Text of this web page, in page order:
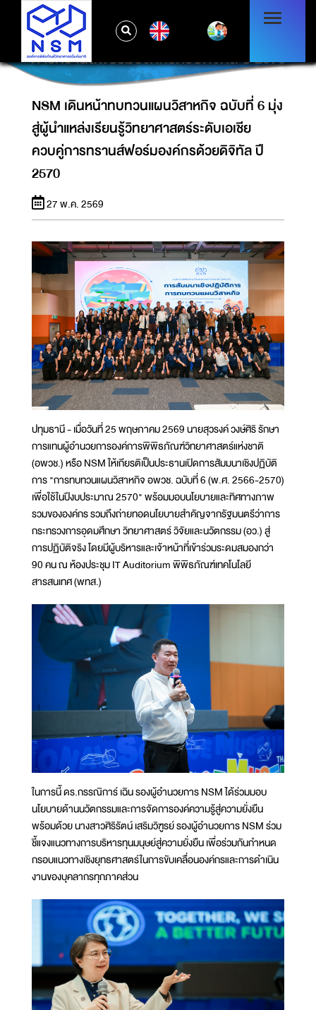
NSM เดินหน้าทบทวนแผนวิสาหกิจ ฉบับที่ 6 มุ่งสู่
ผู้นำแหล่งเรียนรู้วิทยาศาสตร์ระดับเอเชีย ควบคู่
การทรานส์ฟอร์มองค์กรด้วยดิจิทัล ปี 2570
NSM เดินหน้าทบทวนแผนวิสาหกิจ ฉบับที่ 6 มุ่ง
สู่ผู้นำแหล่งเรียนรู้วิทยาศาสตร์ระดับเอเชีย
ควบคู่การทรานส์ฟอร์มองค์กรด้วยดิจิทัล ปี
2570
27 พ.ค. 2569
ปทุมธานี - เมื่อวันที่ 25 พฤษภาคม 2569 นายสุวรงค์ วงษ์ศิริ รักษา
การแทนผู้อำนวยการองค์การพิพิธภัณฑ์วิทยาศาสตร์แห่งชาติ
(อพวช.) หรือ NSM ให้เกียรติเป็นประธานเปิดการสัมมนาเชิงปฏิบัติ
การ "การทบทวนแผนวิสาหกิจ อพวช. ฉบับที่ 6 (พ.ศ. 2566-2570)
เพื่อใช้ในปีงบประมาณ 2570" พร้อมมอบนโยบายและทิศทางภาพ
รวมขององค์กร รวมถึงถ่ายทอดนโยบายสำคัญจากรัฐมนตรีว่าการ
กระทรวงการอุดมศึกษา วิทยาศาสตร์ วิจัยและนวัตกรรม (อว.) สู่
การปฏิบัติจริง โดยมีผู้บริหารและเจ้าหน้าที่เข้าร่วมระดมสมองกว่า
90 คน ณ ห้องประชุม IT Auditorium พิพิธภัณฑ์เทคโนโลยี
สารสนเทศ (พทส.)
ในการนี้ ดร.กรรณิการ์ เฉิน รองผู้อำนวยการ NSM ได้ร่วมมอบ
นโยบายด้านนวัตกรรมและการจัดการองค์ความรู้สู่ความยั่งยืน
พร้อมด้วย นางสาวศิริรัตน์ เสริมวิฑูรย์ รองผู้อำนวยการ NSM ร่วม
ชี้แจงแนวทางการบริหารทุนมนุษย์สู่ความยั่งยืน เพื่อร่วมกันกำหนด
กรอบแนวทางเชิงยุทธศาสตร์ในการขับเคลื่อนองค์กรและการดำเนิน
งานของบุคลากรทุกภาคส่วน